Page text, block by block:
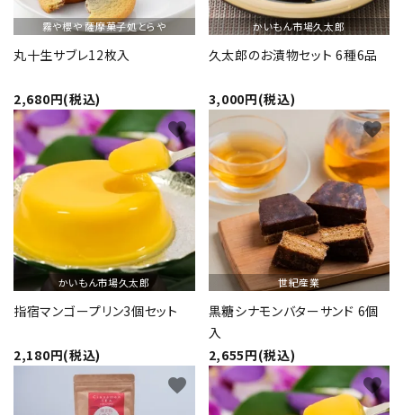
霧や櫻や 薩摩菓子処とらや
丸十生サブレ12枚入
2,680円(税込)
かいもん市場久太郎
久太郎のお漬物セット 6種6品
3,000円(税込)
かいもん市場久太郎
指宿マンゴープリン3個セット
2,180円(税込)
favorite
世紀産業
黒糖シナモンバターサンド 6個
入
2,655円(税込)
favorite
favorite favorite